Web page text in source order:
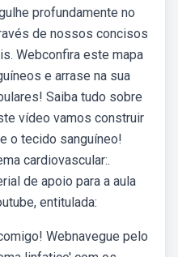
profundamente no
de nossos concisos
Webconfira este mapa
e arrase na sua
Saiba tudo sobre
vídeo vamos construir
o tecido sanguíneo!
cardiovascular:.
de apoio para a aula
entitulada:
Webnavegue pelo